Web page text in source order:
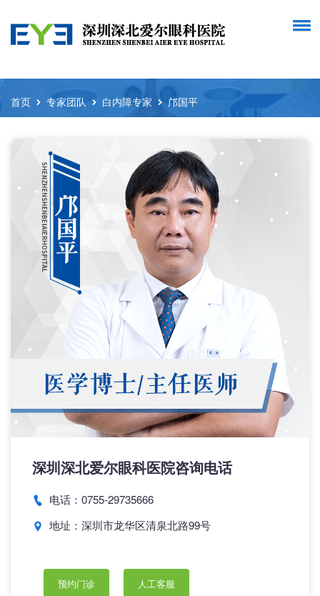
首页 专家团队 白内障专家 邝国平
深圳深北爱尔眼科医院咨询电话
电话：0755-29735666
地址：深圳市龙华区清泉北路99号
预约门诊 人工客服